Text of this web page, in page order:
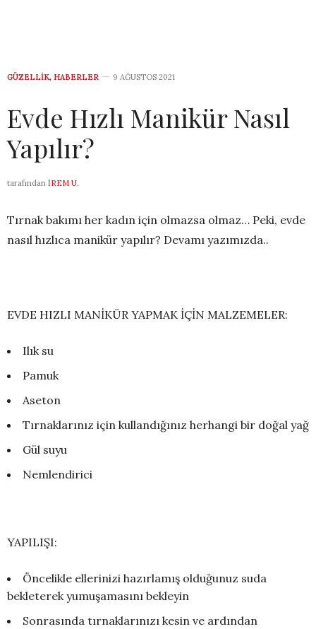
GÜZELLIK, HABERLER 9 AĞUSTOS 2021
Evde Hızlı Manikür Nasıl
Yapılır?
tarafından İREM U.
Tırnak bakımı her kadın için olmazsa olmaz… Peki, evde
nasıl hızlıca manikür yapılır? Devamı yazımızda..
EVDE HIZLI MANİKÜR YAPMAK İÇİN MALZEMELER:
Ilık su
Pamuk
Aseton
Tırnaklarınız için kullandığınız herhangi bir doğal yağ
Gül suyu
Nemlendirici
YAPILIŞI:
Öncelikle ellerinizi hazırlamış olduğunuz suda
bekleterek yumuşamasını bekleyin
Sonrasında tırnaklarınızı kesin ve ardından